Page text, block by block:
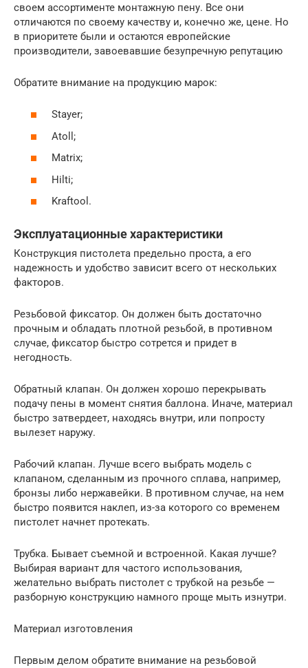
своем ассортименте монтажную пену. Все они
отличаются по своему качеству и, конечно же, цене. Но
в приоритете были и остаются европейские
производители, завоевавшие безупречную репутацию
Обратите внимание на продукцию марок:
Stayer;
Atoll;
Matrix;
Hilti;
Kraftool.
Эксплуатационные характеристики
Конструкция пистолета предельно проста, а его
надежность и удобство зависит всего от нескольких
факторов.
Резьбовой фиксатор. Он должен быть достаточно
прочным и обладать плотной резьбой, в противном
случае, фиксатор быстро сотрется и придет в
негодность.
Обратный клапан. Он должен хорошо перекрывать
подачу пены в момент снятия баллона. Иначе, материал
быстро затвердеет, находясь внутри, или попросту
вылезет наружу.
Рабочий клапан. Лучше всего выбрать модель с
клапаном, сделанным из прочного сплава, например,
бронзы либо нержавейки. В противном случае, на нем
быстро появится наклеп, из-за которого со временем
пистолет начнет протекать.
Трубка. Бывает съемной и встроенной. Какая лучше?
Выбирая вариант для частого использования,
желательно выбрать пистолет с трубкой на резьбе —
разборную конструкцию намного проще мыть изнутри.
Материал изготовления
Первым делом обратите внимание на резьбовой